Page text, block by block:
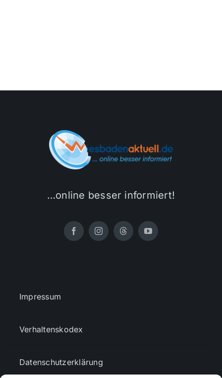
…online besser informiert!
Impressum
Verhaltenskodex
Datenschutzerklärung